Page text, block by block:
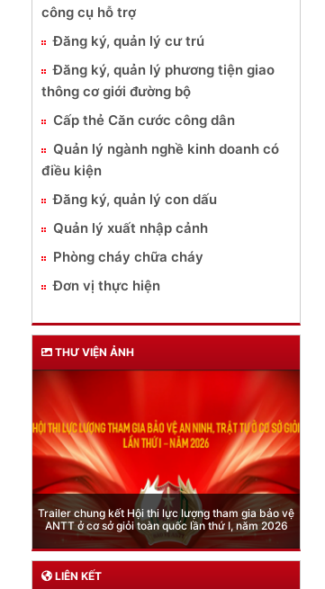
công cụ hỗ trợ
Đăng ký, quản lý cư trú
Đăng ký, quản lý phương tiện giao
thông cơ giới đường bộ
Cấp thẻ Căn cước công dân
Quản lý ngành nghề kinh doanh có
điều kiện
Đăng ký, quản lý con dấu
Quản lý xuất nhập cảnh
Phòng cháy chữa cháy
Đơn vị thực hiện
THƯ VIỆN ẢNH
Phòng Quản lý xuất nhập cảnh: Hướng dẫn những
quy định mới trong lĩnh vực xuất cảnh, nhập cảnh
của công dân việt nam từ ngày 01/7/2026
LIÊN KẾT